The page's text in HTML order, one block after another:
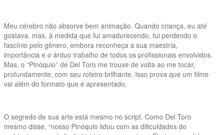
Meu cérebro não absorve bem animação. Quando criança, eu até
gostava, mas, à medida que fui amadurecendo, fui perdendo o
fascínio pelo gênero, embora reconheça a sua maestria,
importância e o árduo trabalho de todos os profissionais envolvidos.
Mas, o “Pinóquio” de Del Toro me trouxe de volta ao me tocar,
profundamente, com seu roteiro brilhante. Isso prova que um filme
vai além do formato que é apresentado.
O segredo de sua arte está mesmo no script. Como Del Toro
mesmo disse, “nosso Pinóquio lidou com as dificuldades do